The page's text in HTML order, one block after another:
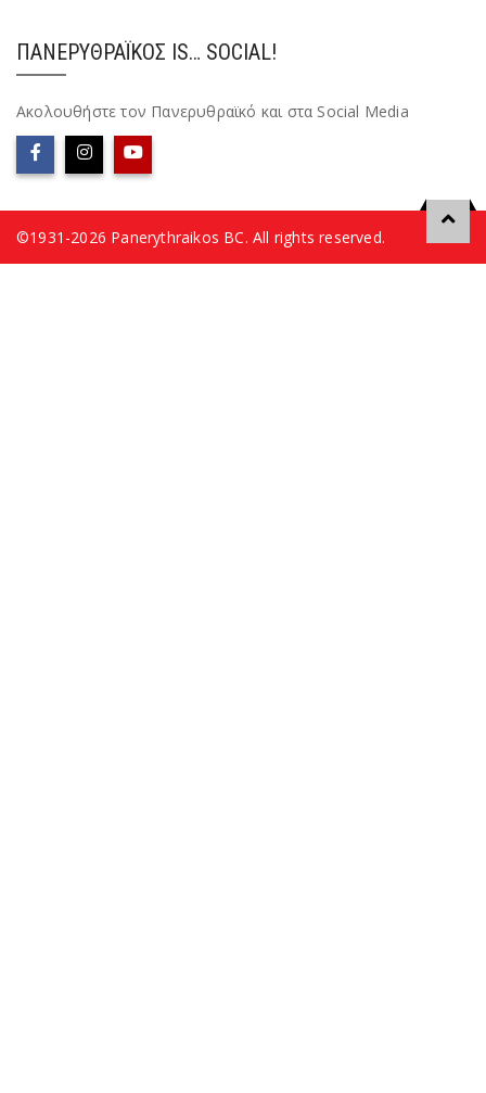
ΠΑΝΕΡΥΘΡΑΪΚΌΣ IS… SOCIAL!
Ακολουθήστε τον Πανερυθραϊκό και στα Social Media
©1931-2026 Panerythraikos BC. All rights reserved.